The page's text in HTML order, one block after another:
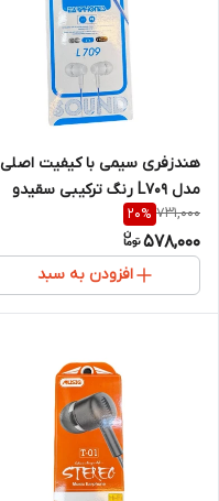
هندزفری سیمی با کیفیت اصلی
مدل L709 رنگ ترکیبی سقیدو
آبی
731,000
20%
578,000
افزودن به سبد